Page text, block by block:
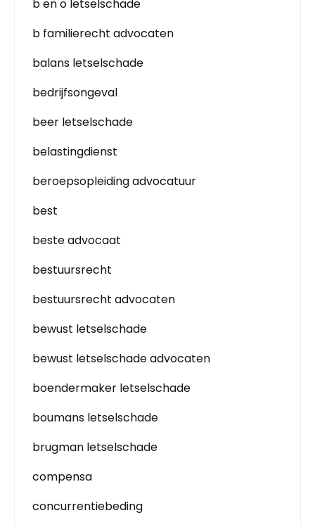
b en o letselschade
b familierecht advocaten
balans letselschade
bedrijfsongeval
beer letselschade
belastingdienst
beroepsopleiding advocatuur
best
beste advocaat
bestuursrecht
bestuursrecht advocaten
bewust letselschade
bewust letselschade advocaten
boendermaker letselschade
boumans letselschade
brugman letselschade
compensa
concurrentiebeding